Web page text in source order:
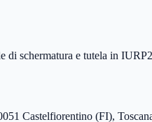
di schermatura e tutela in
Castelfiorentino (FI),